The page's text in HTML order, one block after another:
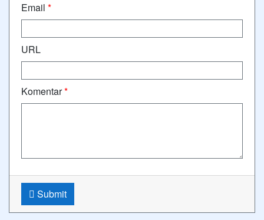
Email *
URL
Komentar*
Submit